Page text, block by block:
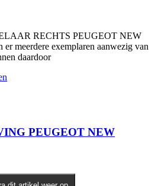
RECHTS PEUGEOT NEW
meerdere exemplaren aanwezig van
daardoor
PEUGEOT NEW